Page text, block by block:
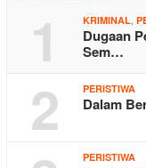
1 KRIMINAL,
Dugaan
Sem…
2 PERISTIWA
Dalam
PERISTIWA